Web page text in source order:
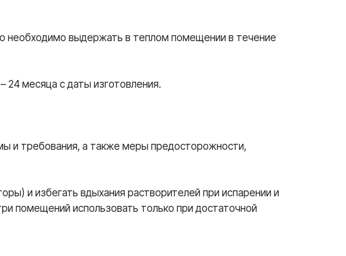
необходимо выдержать в теплом помещении в течение
24 месяца с даты изготовления.
и требования, а также меры предосторожности,
и избегать вдыхания растворителей при испарении и
помещений использовать только при достаточной